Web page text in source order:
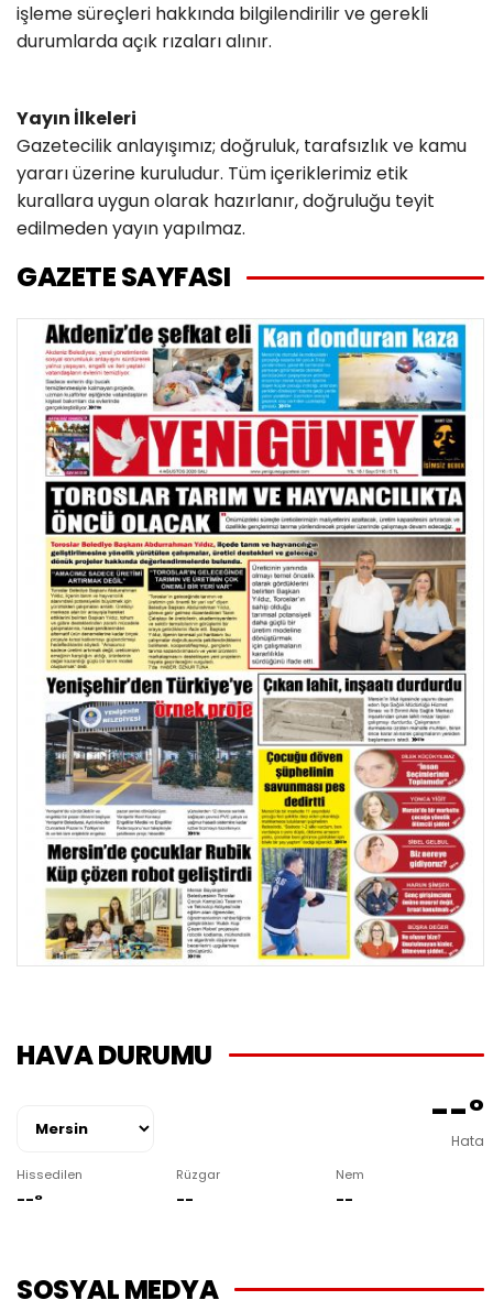
işleme süreçleri hakkında bilgilendirilir ve gerekli
durumlarda açık rızaları alınır.
Yayın İlkeleri
Gazetecilik anlayışımız; doğruluk, tarafsızlık ve kamu
yararı üzerine kuruludur. Tüm içeriklerimiz etik
kurallara uygun olarak hazırlanır, doğruluğu teyit
edilmeden yayın yapılmaz.
GAZETE SAYFASI
HAVA DURUMU
--°
Hata
Hissedilen
--°
Rüzgar
--
Nem
--
SOSYAL MEDYA